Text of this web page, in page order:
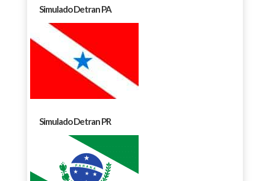
Simulado Detran PA
Simulado Detran PR